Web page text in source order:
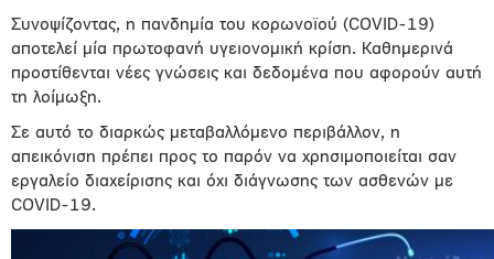
Συνοψίζοντας, η πανδημία του κορωνοϊού (COVID-19)
αποτελεί μία πρωτοφανή υγειονομική κρίση. Καθημερινά
προστίθενται νέες γνώσεις και δεδομένα που αφορούν αυτή
τη λοίμωξη.
Σε αυτό το διαρκώς μεταβαλλόμενο περιβάλλον, η
απεικόνιση πρέπει προς το παρόν να χρησιμοποιείται σαν
εργαλείο διαχείρισης και όχι διάγνωσης των ασθενών με
COVID-19.